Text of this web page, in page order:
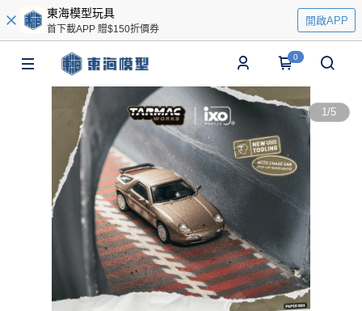
東海模型玩具
首下載APP 贈$150折價券
開啟APP
0
1/5